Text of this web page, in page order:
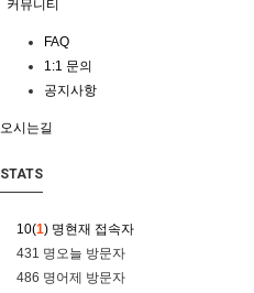
커뮤니티
FAQ
1:1 문의
공지사항
오시는길
STATS
10(1) 명현재 접속자
431 명오늘 방문자
486 명어제 방문자